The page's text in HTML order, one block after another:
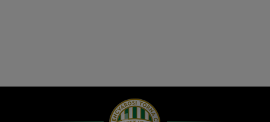
Hírek